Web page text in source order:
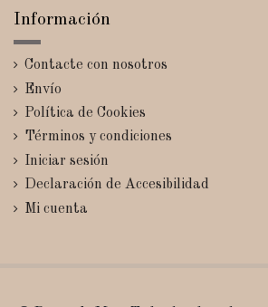
Información
Contacte con nosotros
Envío
Política de Cookies
Términos y condiciones
Iniciar sesión
Declaración de Accesibilidad
Mi cuenta